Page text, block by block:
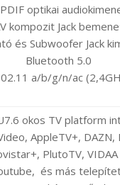
optikai
kompozit Jack
és Subwoofer Jack
Bluetooth 5.0
a/b/g/n/ac
okos TV platform
AppleTV+, DAZN,
PlutoTV, VIDAA
és más